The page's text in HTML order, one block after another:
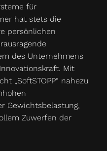
für
hat stets die
persönlichen
des Unternehmens
Mit
„SoftSTOPP“ nahezu
Gewichtsbelastung,
Zuwerfen der